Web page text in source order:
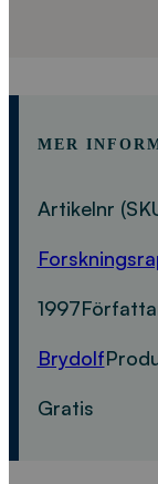
MER
Artikelnr
1997
Brydolf
Gratis